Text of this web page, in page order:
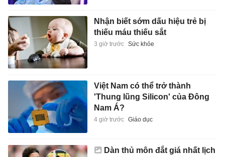
Nhận biết sớm dấu hiệu trẻ bị
thiếu máu thiếu sắt
3 giờ trước Sức khỏe
Việt Nam có thể trở thành
'Thung lũng Silicon' của Đông
Nam Á?
4 giờ trước Giáo dục
Dàn thủ môn đắt giá nhất lịch